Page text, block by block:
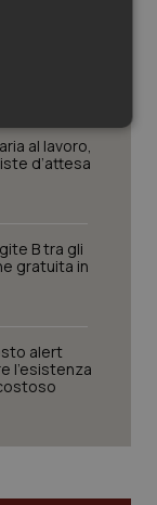
cinque
al lavoro,
d’attesa
B tra gli
gratuita in
alert
l’esistenza
fruibile il
di